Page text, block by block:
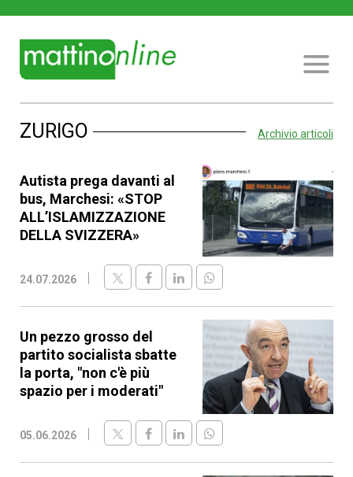
ZURIGO Archivio articoli
Autista prega davanti al
bus, Marchesi: «STOP
ALL’ISLAMIZZAZIONE
DELLA SVIZZERA»
24.07.2026
Un pezzo grosso del
partito socialista sbatte
la porta, "non c'è più
spazio per i moderati"
05.06.2026